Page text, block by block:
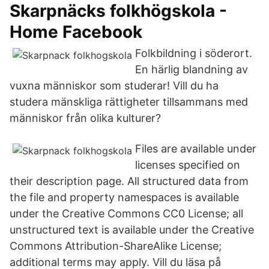
Skarpnäcks folkhögskola -
Home Facebook
Folkbildning i söderort.
En härlig blandning av
vuxna människor som studerar! Vill du ha
studera mänskliga rättigheter tillsammans med
människor från olika kulturer?
Files are available under
licenses specified on
their description page. All structured data from
the file and property namespaces is available
under the Creative Commons CC0 License; all
unstructured text is available under the Creative
Commons Attribution-ShareAlike License;
additional terms may apply. Vill du läsa på